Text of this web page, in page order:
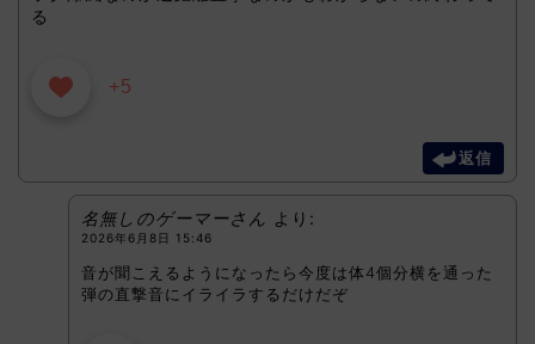
る
+5
返信
名無しのゲーマーさん より:
2026年6月8日 15:46
音が聞こえるようになったら今度は体4個分横を通った
弾の直撃音にイライラするだけだぞ